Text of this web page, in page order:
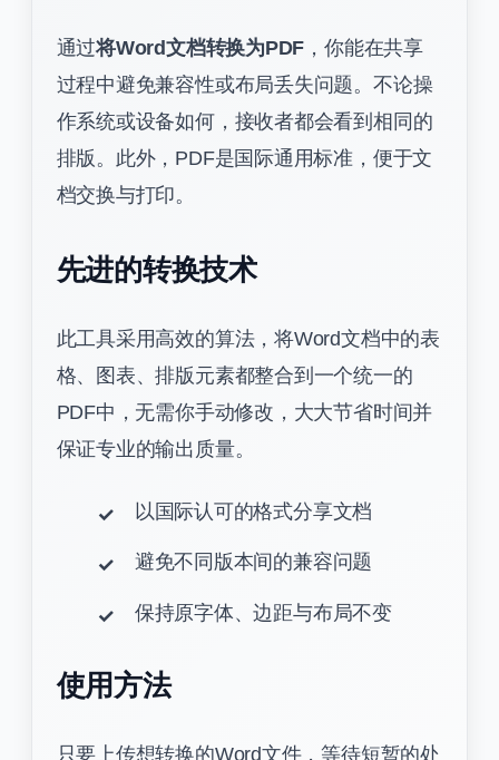
通过将Word文档转换为PDF ，你能在共享
过程中避免兼容性或布局丢失问题。不论操
作系统或设备如何，接收者都会看到相同的
排版。此外，PDF是国际通用标准，便于文
档交换与打印。
先进的转换技术
此工具采用高效的算法，将Word文档中的表
格、图表、排版元素都整合到一个统一的
PDF中，无需你手动修改，大大节省时间并
保证专业的输出质量。
以国际认可的格式分享文档
避免不同版本间的兼容问题
保持原字体、边距与布局不变
使用方法
只要上传想转换的Word文件，等待短暂的处